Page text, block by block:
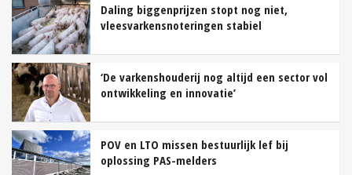
Daling biggenprijzen stopt nog niet,
vleesvarkensnoteringen stabiel
‘De varkenshouderij nog altijd een sector vol
ontwikkeling en innovatie’
POV en LTO missen bestuurlijk lef bij
oplossing PAS-melders